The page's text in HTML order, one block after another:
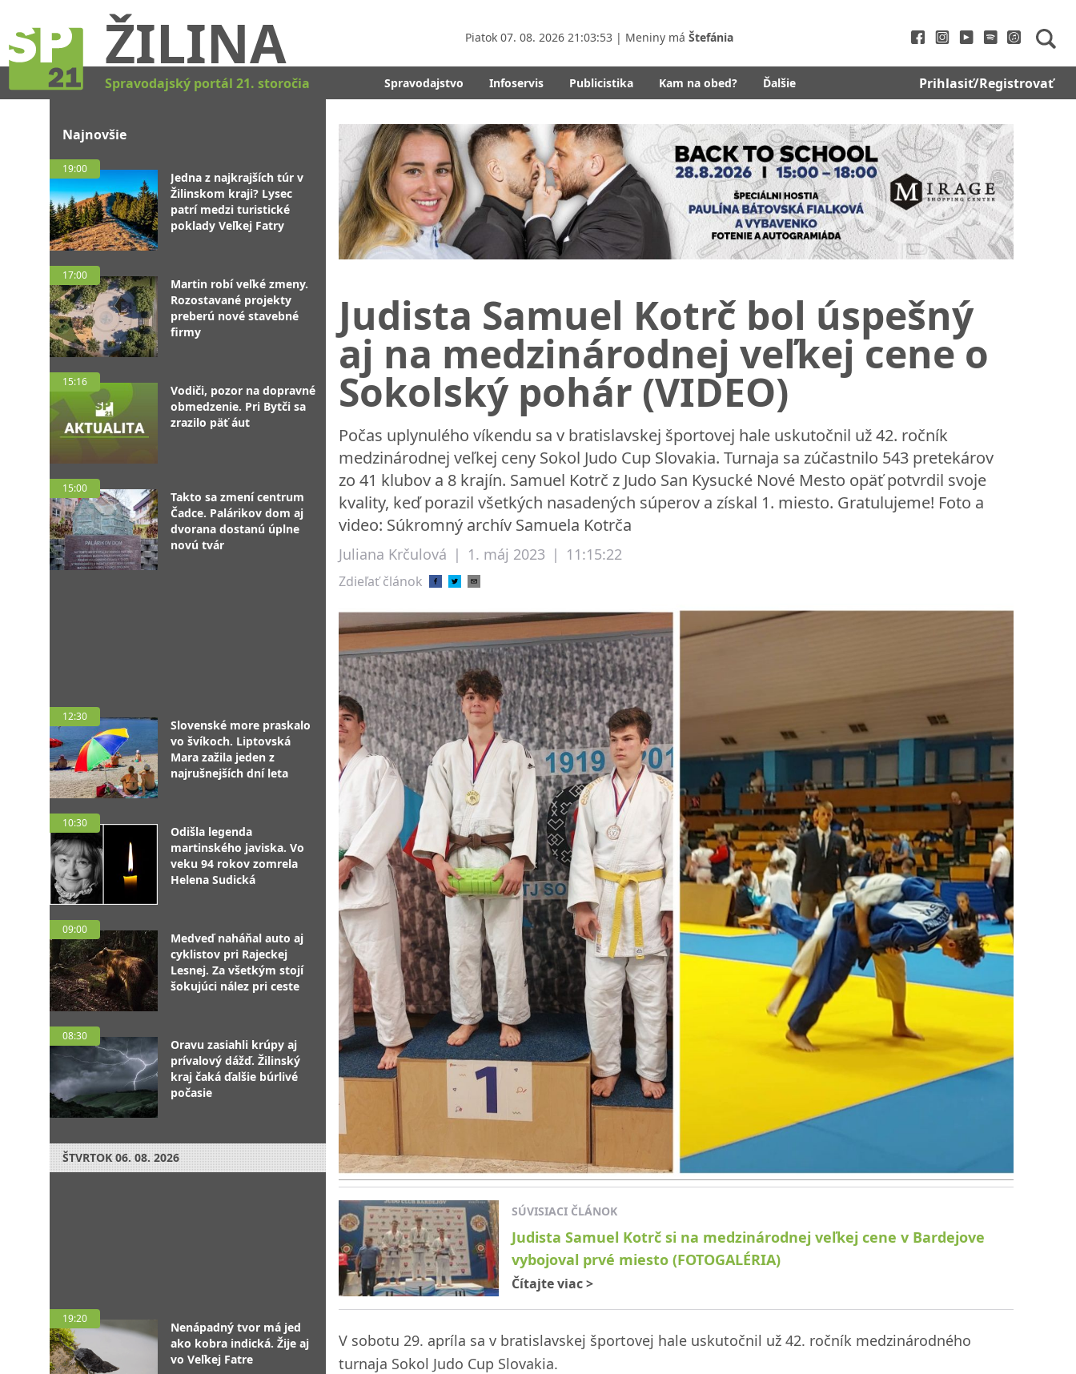
ŽILINA Piatok 07. 08. 2026 21:03:54 | Meniny má Štefánia
Spravodajský portál 21. storočia Spravodajstvo Infoservis Publicistika Kam na obed? Ďalšie Prihlasiť/Registrovať
Najnovšie
19:00
Jedna z najkrajších túr v
Žilinskom kraji? Lysec
patrí medzi turistické
poklady Veľkej Fatry
17:00
Martin robí veľké zmeny.
Rozostavané projekty
preberú nové stavebné
firmy
15:16
Vodiči, pozor na dopravné
obmedzenie. Pri Bytči sa
zrazilo päť áut
15:00
Takto sa zmení centrum
Čadce. Palárikov dom aj
dvorana dostanú úplne
novú tvár
12:30
Slovenské more praskalo
vo švíkoch. Liptovská
Mara zažila jeden z
najrušnejších dní leta
10:30
Odišla legenda
martinského javiska. Vo
veku 94 rokov zomrela
Helena Sudická
09:00
Medveď naháňal auto aj
cyklistov pri Rajeckej
Lesnej. Za všetkým stojí
šokujúci nález pri ceste
08:30
Oravu zasiahli krúpy aj
prívalový dážď. Žilinský
kraj čaká ďalšie búrlivé
počasie
ŠTVRTOK 06. 08. 2026
19:20
Nenápadný tvor má jed
ako kobra indická. Žije aj
vo Veľkej Fatre
Judista Samuel Kotrč bol úspešný
aj na medzinárodnej veľkej cene o
Sokolský pohár (VIDEO)
Počas uplynulého víkendu sa v bratislavskej športovej hale uskutočnil už 42. ročník
medzinárodnej veľkej ceny Sokol Judo Cup Slovakia. Turnaja sa zúčastnilo 543 pretekárov
zo 41 klubov a 8 krajín. Samuel Kotrč z Judo San Kysucké Nové Mesto opäť potvrdil svoje
kvality, keď porazil všetkých nasadených súperov a získal 1. miesto. Gratulujeme! Foto a
video: Súkromný archív Samuela Kotrča
Juliana Krčulová | 1. máj 2023 | 11:15:22
Zdieľať článok
SÚVISIACI ČLÁNOK
Judista Samuel Kotrč si na medzinárodnej veľkej cene v Bardejove
vybojoval prvé miesto (FOTOGALÉRIA)
Čítajte viac>
V sobotu 29. apríla sa v bratislavskej športovej hale uskutočnil už 42. ročník medzinárodného
turnaja Sokol Judo Cup Slovakia.